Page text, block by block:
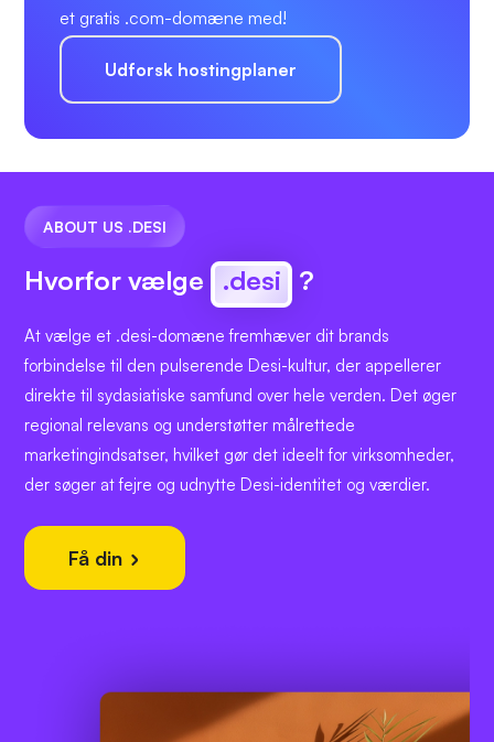
et gratis .com-domæne med!
Udforsk hostingplaner
ABOUT US .DESI
Hvorfor vælge .desi ?
At vælge et .desi-domæne fremhæver dit brands
forbindelse til den pulserende Desi-kultur, der appellerer
direkte til sydasiatiske samfund over hele verden. Det øger
regional relevans og understøtter målrettede
marketingindsatser, hvilket gør det ideelt for virksomheder,
der søger at fejre og udnytte Desi-identitet og værdier.
Få din